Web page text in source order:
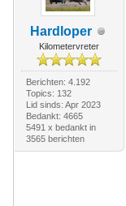
Hardloper
Kilometervreter
Berichten: 4.192
Topics: 132
Lid sinds: Apr 2023
Bedankt: 4665
5491 x bedankt in
3565 berichten